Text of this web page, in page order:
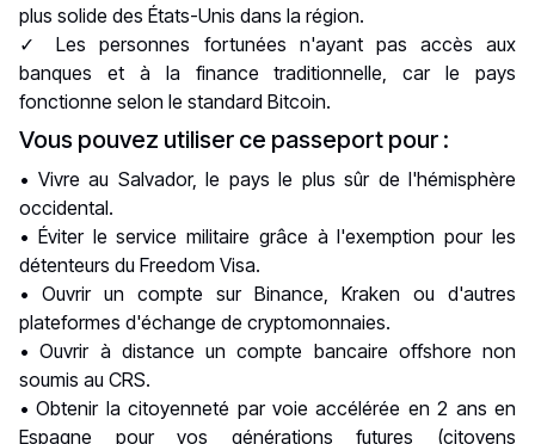
plus solide des États-Unis dans la région.
✓ Les personnes fortunées n'ayant pas accès aux
banques et à la finance traditionnelle, car le pays
fonctionne selon le standard Bitcoin.
Vous pouvez utiliser ce passeport pour :
• Vivre au Salvador, le pays le plus sûr de l'hémisphère
occidental.
• Éviter le service militaire grâce à l'exemption pour les
détenteurs du Freedom Visa.
• Ouvrir un compte sur Binance, Kraken ou d'autres
plateformes d'échange de cryptomonnaies.
• Ouvrir à distance un compte bancaire offshore non
soumis au CRS.
• Obtenir la citoyenneté par voie accélérée en 2 ans en
Espagne pour vos générations futures (citoyens